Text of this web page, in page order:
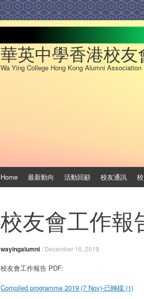
華英中學香港校友
Wa Ying College Hong Kong Alumni Association
Home 最新動向 活動回顧 校友通訊
校友會工作報
wayingalumni/ December 16, 2019
校友會工作報告 PDF:
Compiled programme 2019 (7 Nov)-已轉檔 (1)